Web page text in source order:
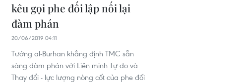
kêu gọi phe đối lập nối lại
đàm phán
20/06/2019 04:11
Tướng al-Burhan khẳng định TMC sẵn
sàng đàm phán với Liên minh Tự do và
Thay đổi - lực lượng nòng cốt của phe đối